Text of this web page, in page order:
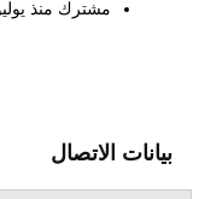
مشترك منذ يوليو
بيانات الاتصال